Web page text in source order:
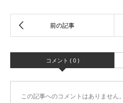
コメント ( 0 )
この記事へのコメントはありません。